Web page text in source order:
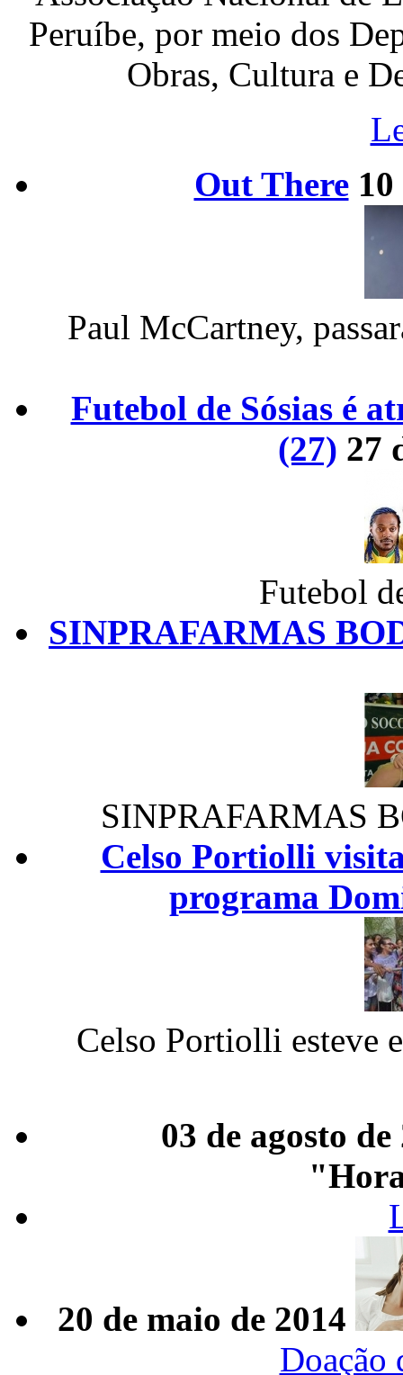
Peruíbe, por meio dos
Obras, Cultura e
Out There
Paul McCartney,
Futebol de Sósias é
(27) 27
Futebol
SINPRAFARMAS
SINPRAFARMAS
Celso Portiolli
programa
Celso Portiolli esteve
03 de agosto de
20 de maio de 2014
Doação